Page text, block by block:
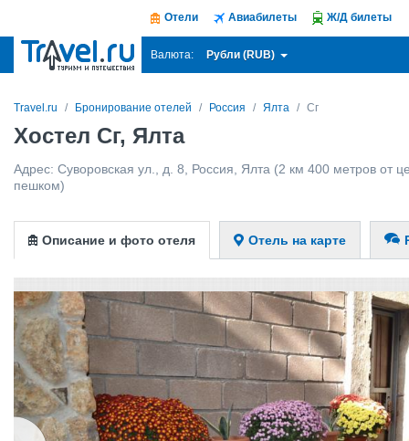
Отели Авиабилеты Ж/Д билеты
Валюта: Рубли (RUB)
Travel.ru Бронирование отелей Россия Ялта Сг
Хостел Сг, Ялта
Адрес: Суворовская ул., д. 8 Россия Ялта (2 км 400 метров от
пешком)
Описание и фото отеля Отель на карте